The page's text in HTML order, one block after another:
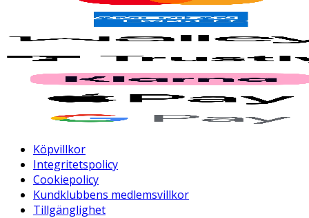
Köpvillkor
Integritetspolicy
Cookiepolicy
Kundklubbens medlemsvillkor
Tillgänglighet